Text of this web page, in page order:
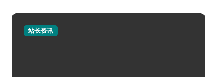
站长资讯